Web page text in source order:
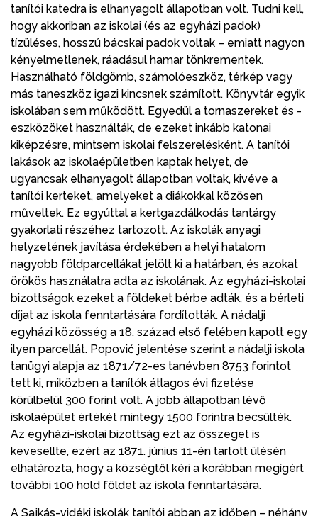
tanítói katedra is elhanyagolt állapotban volt. Tudni kell,
hogy akkoriban az iskolai (és az egyházi padok)
tízüléses, hosszú bácskai padok voltak – emiatt nagyon
kényelmetlenek, ráadásul hamar tönkrementek.
Használható földgömb, számolóeszköz, térkép vagy
más taneszköz igazi kincsnek számított. Könyvtár egyik
iskolában sem működött. Egyedül a tornaszereket és -
eszközöket használták, de ezeket inkább katonai
kiképzésre, mintsem iskolai felszerelésként. A tanítói
lakások az iskolaépületben kaptak helyet, de
ugyancsak elhanyagolt állapotban voltak, kivéve a
tanítói kerteket, amelyeket a diákokkal közösen
műveltek. Ez egyúttal a kertgazdálkodás tantárgy
gyakorlati részéhez tartozott. Az iskolák anyagi
helyzetének javítása érdekében a helyi hatalom
nagyobb földparcellákat jelölt ki a határban, és azokat
örökös használatra adta az iskolának. Az egyházi-iskolai
bizottságok ezeket a földeket bérbe adták, és a bérleti
díjat az iskola fenntartására fordították. A nádalji
egyházi közösség a 18. század első felében kapott egy
ilyen parcellát. Popović jelentése szerint a nádalji iskola
tanügyi alapja az 1871/72-es tanévben 8753 forintot
tett ki, miközben a tanítók átlagos évi fizetése
körülbelül 300 forint volt. A jobb állapotban lévő
iskolaépület értékét mintegy 1500 forintra becsülték.
Az egyházi-iskolai bizottság ezt az összeget is
kevesellte, ezért az 1871. június 11-én tartott ülésén
elhatározta, hogy a községtől kéri a korábban megígért
további 100 hold földet az iskola fenntartására.
A Sajkás-vidéki iskolák tanítói abban az időben – néhány